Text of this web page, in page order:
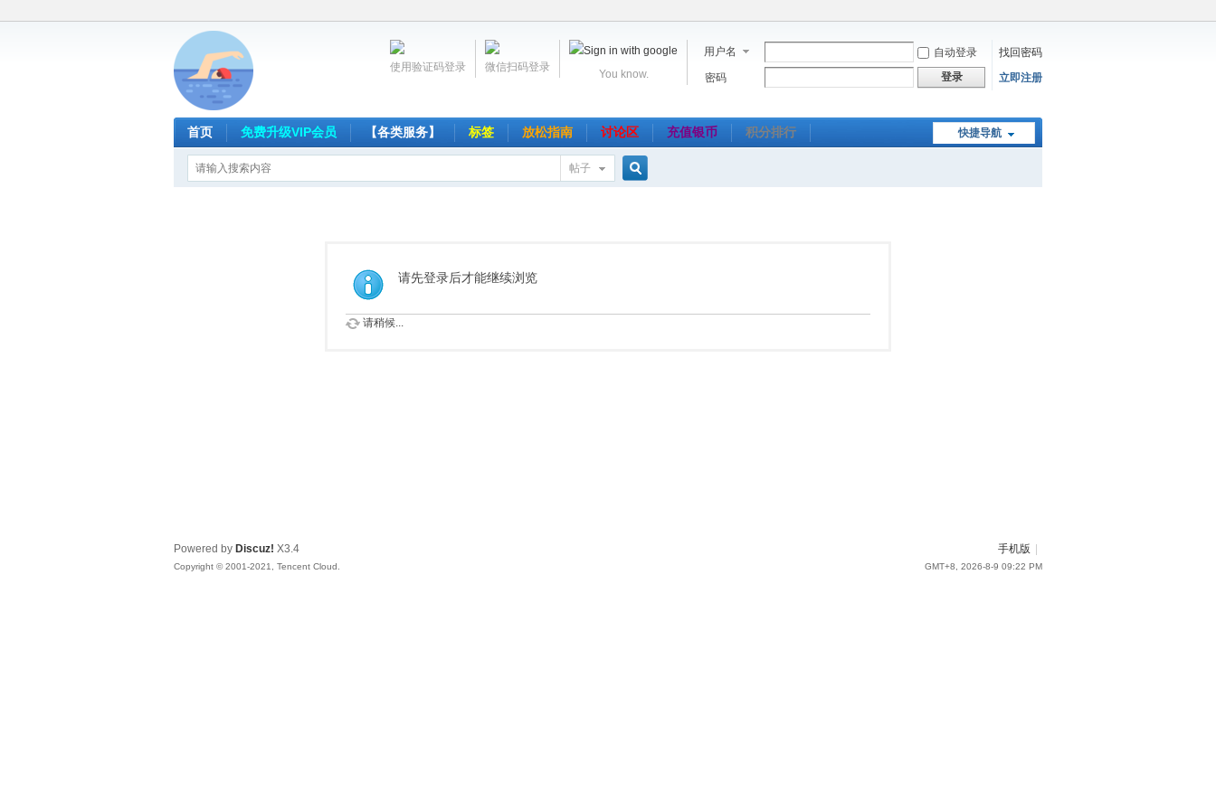
用户名 自动登录
找回密码
密码
登录 立即注册
You know.
微信扫码登录
使用验证码登录
快捷导航
首页 免费升级VIP会员 【各类服务】 标签 放松指南 讨论区 充值银币 积分排行
帖子
请先登录后才能继续浏览
请稍候...
手机版
GMT+8, 2026-8-9 09:22 PM
Powered by Discuz! X3.4
Copyright © 2001-2021, Tencent Cloud.